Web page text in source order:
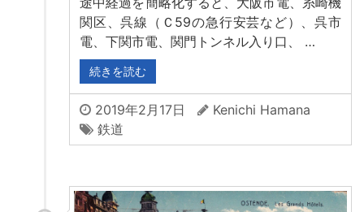
関区、呉線（Ｃ59の急行安芸など）、呉市
電、下関市電、関門トンネル入り口、 …
続きを読む
2019年2月17日
Kenichi Hamana
鉄道